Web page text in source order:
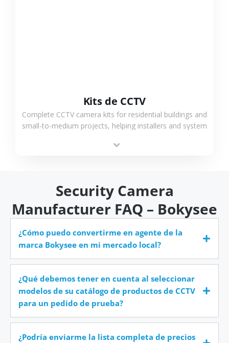
Kits de CCTV
Complete CCTV camera kits for residential buildings and
small-to-medium projects, helping installers and system
time.
Security Camera
Manufacturer FAQ – Bokysee
¿Cómo puedo convertirme en agente de la
marca Bokysee en mi mercado local?
¿Qué debemos tener en cuenta al seleccionar
modelos de su catálogo de productos de CCTV
para un pedido de prueba?
¿Podría enviarme la lista completa de precios